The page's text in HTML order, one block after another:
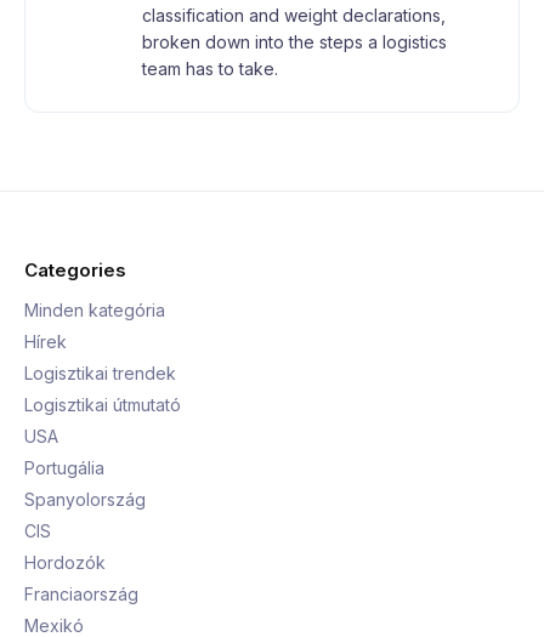
classification and weight declarations,
broken down into the steps a logistics
team has to take.
Categories
Minden kategória
Hírek
Logisztikai trendek
Logisztikai útmutató
USA
Portugália
Spanyolország
CIS
Hordozók
Franciaország
Mexikó